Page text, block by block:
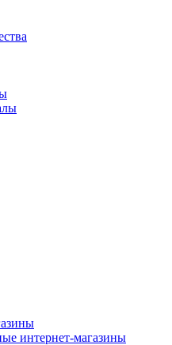
интернет-магазины